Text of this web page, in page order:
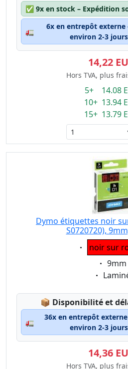
✅ 9x en stock – Expédition
🚛
6x en entrepôt externe
environ 2-3
14,22
Hors TVA, plus
5+ 14.08
10+ 13.94
15+ 13.79
Dymo étiquettes noir
S0720720),
Eigenschaft:
noir sur
9mm
📦 Lagerstatus:
Disponibilité et
🚛
36x en entrepôt
environ 2-3
14,36
Hors TVA, plus